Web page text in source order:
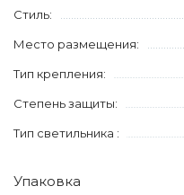
Стиль:
Место размещения:
Тип крепления:
Степень защиты:
Тип светильника :
Упаковка